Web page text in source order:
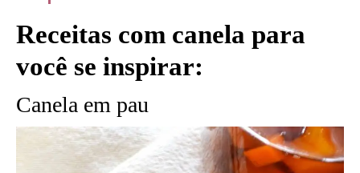
Receitas com canela para
você se inspirar:
Canela em pau